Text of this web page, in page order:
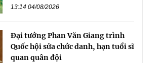
13:14 04/08/2026
Đại tướng Phan Văn Giang trình
Quốc hội sửa chức danh, hạn tuổi sĩ
quan quân đội